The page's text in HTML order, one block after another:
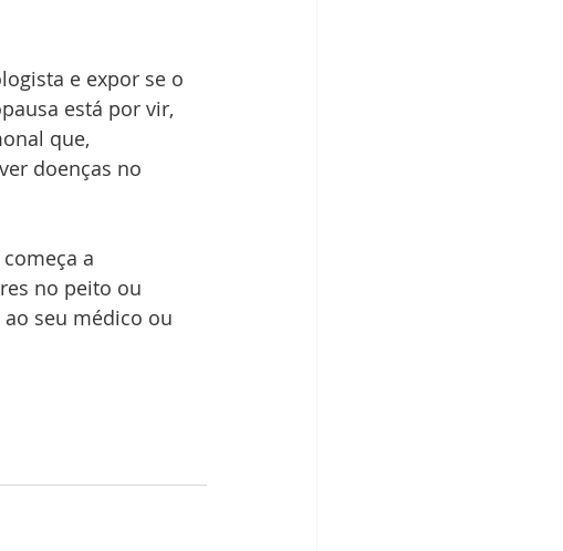
e expor se o
está por vir,
que,
doenças no
a
no peito ou
seu médico ou